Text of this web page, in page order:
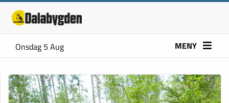
Onsdag 5 Aug MENY